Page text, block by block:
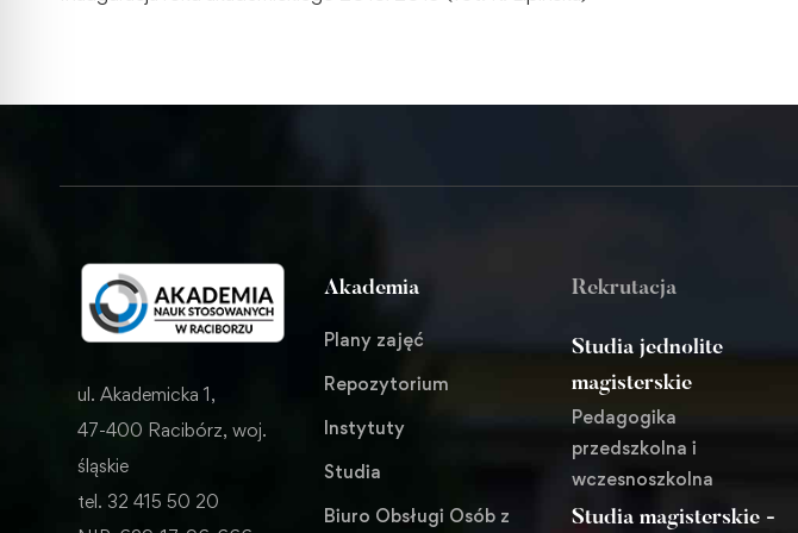
ul. Akademicka 1,
47-400 Racibórz, woj.
śląskie
tel. 32 415 50 20
Akademia
Plany zajęć
Repozytorium
Instytuty
Studia
Biuro Obsługi Osób z
Rekrutacja
Studia jednolite
magisterskie
Pedagogika
przedszkolna i
wczesnoszkolna
Studia magisterskie -